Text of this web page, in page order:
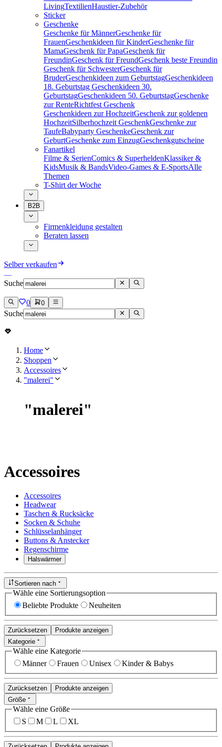
LivingTextilienHaustier-Zubehör
Sticker
Geschenke
Geschenke für MännerGeschenke für
FrauenGeschenkideen für KinderGeschenke für
MamaGeschenk für PapaGeschenk für
FreundinGeschenk für FreundGeschenk beste Freundin
Geschenk für SchwesterGeschenk für
BruderGeschenkideen zum GeburtstagGeschenkideen
18. Geburtstag Geschenkideen 30.
GeburtstagGeschenkideen 50. GeburtstagGeschenke
zur RenteRichtfest Geschenk
Geschenkideen zur HochzeitGeschenk zur goldenen
HochzeitSilberhochzeit GeschenkGeschenke zur
TaufeBabyparty GeschenkeGeschenk zur
GeburtGeschenke zum EinzugGeschenkgutscheine
Fanartikel
Filme & SerienComics & SuperheldenKlassiker &
KidsMusik & BandsVideo-Games & E-SportsAlle
Themen
T-Shirt der Woche
B2B
Firmenkleidung gestalten
Beraten lassen
Selber verkaufen
Suche
0 0
Suche
Home
Shoppen
Accessoires
"malerei"
"malerei"
Accessoires
Accessoires
Headwear
Taschen & Rucksäcke
Socken & Schuhe
Schlüsselanhänger
Buttons & Anstecker
Regenschirme
Halswärmer
Sortieren nach
Wähle eine Sortierungsoption
Beliebte Produkte
Neuheiten
Zurücksetzen
Produkte anzeigen
Kategorie
Wähle eine Kategorie
Männer
Frauen Unisex Kinder & Babys
Zurücksetzen
Produkte anzeigen
Größe
Wähle eine Größe
S
M L XL